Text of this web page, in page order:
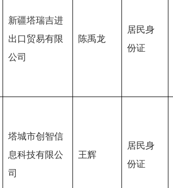
新疆塔瑞吉进
出口贸易有限
公司
陈禹龙
居民身
份证
塔城市创智信
息科技有限公
司
王辉
居民身
份证